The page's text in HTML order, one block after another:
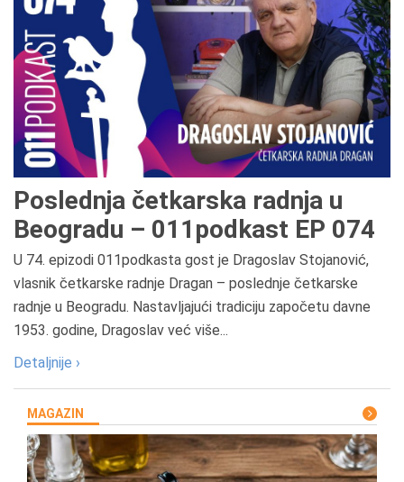
Poslednja četkarska radnja u
Beogradu – 011podkast EP 074
U 74. epizodi 011podkasta gost je Dragoslav Stojanović,
vlasnik četkarske radnje Dragan – poslednje četkarske
radnje u Beogradu. Nastavljajući tradiciju započetu davne
1953. godine, Dragoslav već više...
Detaljnije ›
MAGAZIN